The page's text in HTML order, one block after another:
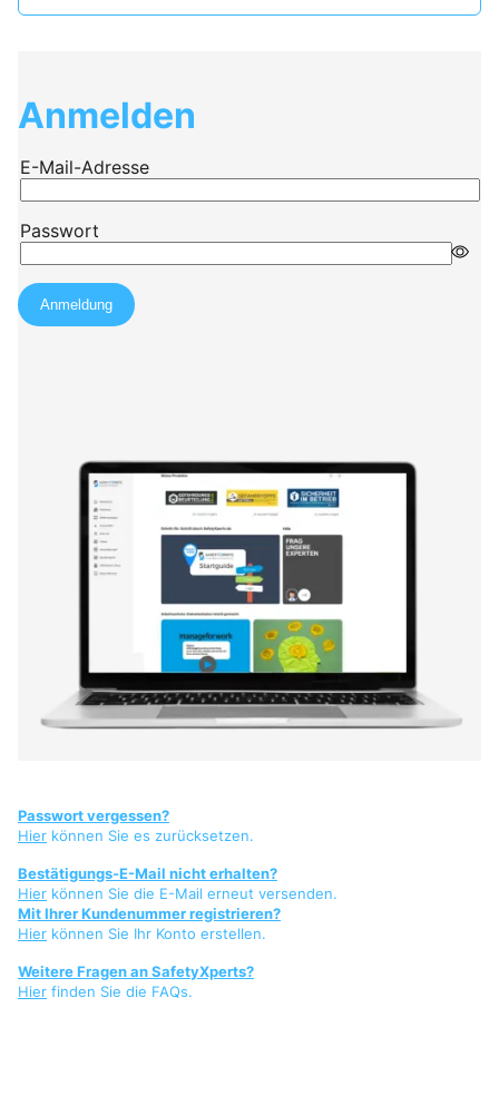
Anmelden
Passwort vergessen?
Hier können Sie es zurücksetzen.
Bestätigungs-E-Mail nicht erhalten?
Hier können Sie die E-Mail erneut versenden.
Mit Ihrer Kundenummer registrieren?
Hier können Sie Ihr Konto erstellen.
Weitere Fragen an SafetyXperts?
Hier finden Sie die FAQs.